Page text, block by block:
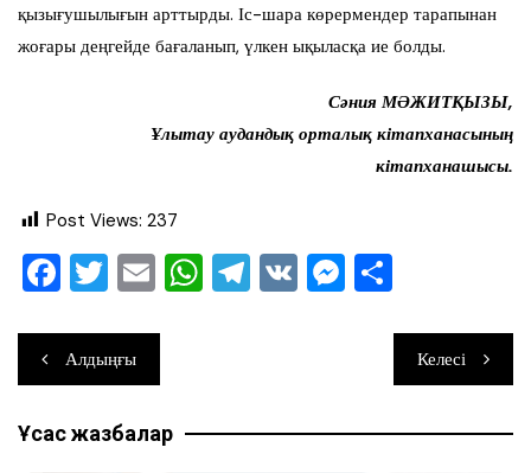
қызығушылығын арттырды. Іс-шара көрермендер тарапынан
жоғары деңгейде бағаланып, үлкен ықыласқа ие болды.
Сәния МӘЖИТҚЫЗЫ,
Ұлытау аудандық орталық кітапханасының
кітапханашысы.
Post Views: 237
F
c
e
b
o
T
tt
er
E
ai
l
W
A
p
T
a
m
V M
n
g
ра
ви
ть
Навигация
по
записям
Алдыңғы Келесі
Ұқсас жазбалар